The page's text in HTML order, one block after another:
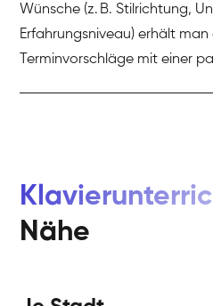
Wünsche (z. B. Stilrichtung,
Erfahrungsniveau) erhält
Terminvorschläge mit einer
Nähe